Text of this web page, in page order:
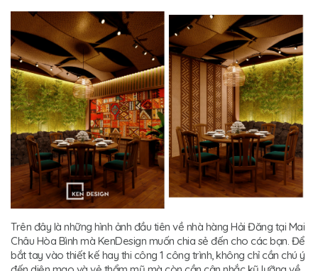
Trên đây là những hình ảnh đầu tiên về nhà hàng Hải Đăng tại Mai
Châu Hòa Bình mà KenDesign muốn chia sẻ đến cho các bạn. Để
bắt tay vào thiết kế hay thi công 1 công trình, không chỉ cần chú ý